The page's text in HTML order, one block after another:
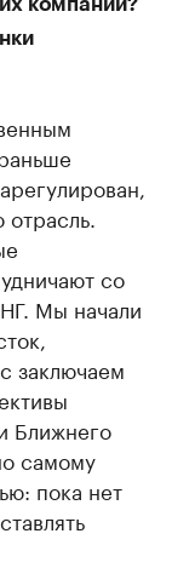
компаний?
со
Мы начали
заключаем
Ближнего
самому
пока нет